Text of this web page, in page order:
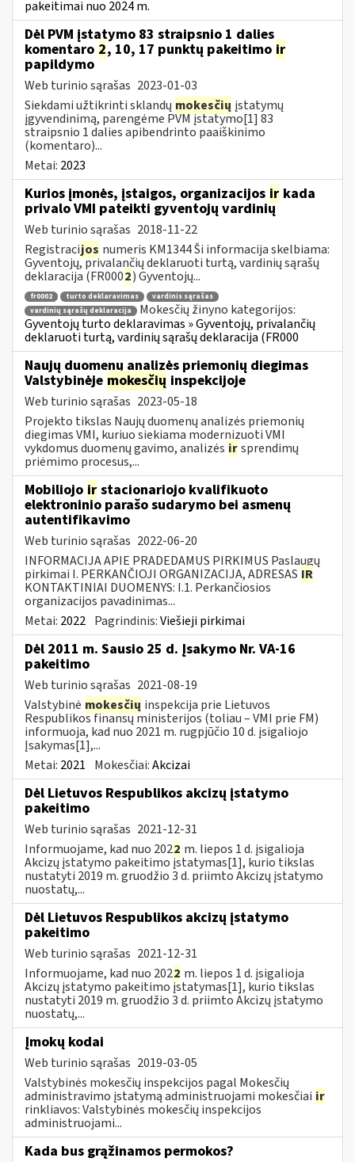
pakeitimai nuo 2024 m.
Dėl PVM įstatymo 83 straipsnio 1 dalies
komentaro 2, 10, 17 punktų pakeitimo ir
papildymo
Web turinio sąrašas 2023-01-03
Siekdami užtikrinti sklandų mokesčių įstatymų
įgyvendinimą, parengėme PVM įstatymo[1] 83
straipsnio 1 dalies apibendrinto paaiškinimo
(komentaro)...
Metai: 2023
Kurios įmonės, įstaigos, organizacijos ir kada
privalo VMI pateikti gyventojų vardinių
Web turinio sąrašas 2018-11-22
Registracijos numeris KM1344 Ši informacija skelbiama:
Gyventojų, privalančių deklaruoti turtą, vardinių sąrašų
deklaracija (FR0002) Gyventojų...
fr0002 turto deklaravimas
vardinis sąrašas
vardinių sąrašų deklaracija
Mokesčių žinyno kategorijos:
Gyventojų turto deklaravimas » Gyventojų, privalančių
deklaruoti turtą, vardinių sąrašų deklaracija (FR000
Naujų duomenų analizės priemonių diegimas
Valstybinėje mokesčių inspekcijoje
Web turinio sąrašas 2023-05-18
Projekto tikslas Naujų duomenų analizės priemonių
diegimas VMI, kuriuo siekiama modernizuoti VMI
vykdomus duomenų gavimo, analizės irsprendimų
priėmimo procesus,...
Mobiliojo ir stacionariojo kvalifikuoto
elektroninio parašo sudarymo bei asmenų
autentifikavimo
Web turinio sąrašas 2022-06-20
INFORMACIJA APIE PRADEDAMUS PIRKIMUS Paslaugų
pirkimai I. PERKANČIOJI ORGANIZACIJA, ADRESAS IR
KONTAKTINIAI DUOMENYS: I.1. Perkančiosios
organizacijos pavadinimas...
Metai: 2022 Pagrindinis:Viešieji pirkimai
Dėl 2011 m. Sausio 25 d. Įsakymo Nr. VA-16
pakeitimo
Web turinio sąrašas 2021-08-19
Valstybinė mokesčių inspekcija prie Lietuvos
Respublikos finansų ministerijos (toliau – VMI prie FM)
informuoja, kad nuo 2021 m. rugpjūčio 10 d. įsigaliojo
Įsakymas[1],...
Metai: 2021 Mokesčiai:Akcizai
Dėl Lietuvos Respublikos akcizų įstatymo
pakeitimo
Web turinio sąrašas 2021-12-31
Informuojame, kad nuo 2022 m. liepos 1 d. įsigalioja
Akcizų įstatymo pakeitimo įstatymas[1], kurio tikslas
nustatyti 2019 m. gruodžio 3 d. priimto Akcizų įstatymo
nuostatų,...
Dėl Lietuvos Respublikos akcizų įstatymo
pakeitimo
Web turinio sąrašas 2021-12-31
Informuojame, kad nuo 2022 m. liepos 1 d. įsigalioja
Akcizų įstatymo pakeitimo įstatymas[1], kurio tikslas
nustatyti 2019 m. gruodžio 3 d. priimto Akcizų įstatymo
nuostatų,...
Įmokų kodai
Web turinio sąrašas 2019-03-05
Valstybinės mokesčių inspekcijos pagal Mokesčių
administravimo įstatymą administruojami mokesčiai ir
rinkliavos: Valstybinės mokesčių inspekcijos
administruojami...
Kada bus grąžinamos permokos?